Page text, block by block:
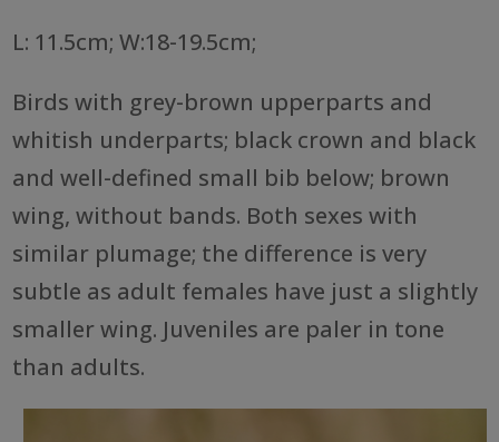
L: 11.5cm; W:18-19.5cm;
Birds with grey-brown upperparts and
whitish underparts; black crown and black
and well-defined small bib below; brown
wing, without bands. Both sexes with
similar plumage; the difference is very
subtle as adult females have just a slightly
smaller wing. Juveniles are paler in tone
than adults.